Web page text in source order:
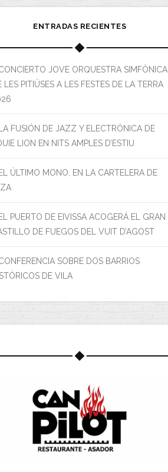
ENTRADAS RECIENTES
JOVE ORQUESTRA SIMFÒNICA
LES PITIÜSES A LES FESTES DE LA TERRA
LA FUSIÓN DE JAZZ Y ELECTRÓNICA DE
LION EN NITS AMPLES D’ESTIU
EL ÚLTIMO MONO, EN LA CARTELERA DE
EL PUERTO DE EIVISSA ACOGERÁ EL GRAN
DE FUEGOS DEL VUIT D’AGOST
SOBRE DOS BARRIOS
DE VILA